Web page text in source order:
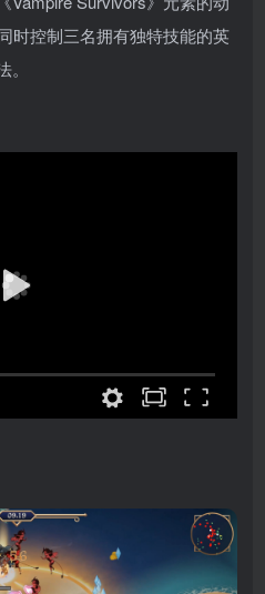
时控制三名拥有独特技能的英